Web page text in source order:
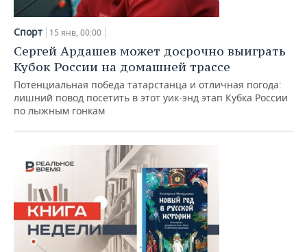
Спорт 15 янв, 00:00
Сергей Ардашев может досрочно выиграть
Кубок России на домашней трассе
Потенциальная победа татарстанца и отличная погода:
лишний повод посетить в этот уик-энд этап Кубка России
по лыжным гонкам